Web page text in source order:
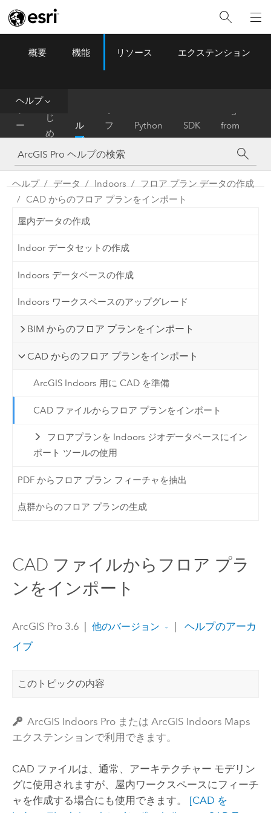
ArcGIS Pro Menu
概要 機能 リソース エクステンション
ヘルプ
ー
ム
は
じ
め
に
ル
プ
フ
ァ
レ
ン
ス
Python SDK
from
ArcMap
ヘルプ データ Indoors
フロア プラン データの作成
CAD からのフロア プランをインポート
屋内データの作成
Indoor データセットの作成
Indoors データベースの作成
Indoors ワークスペースのアップグレード
BIM からのフロア プランをインポート
CAD からのフロア プランをインポート
ArcGIS Indoors 用に CAD を準備
CAD ファイルからフロア プランをインポート
フロアプランを Indoors ジオデータベースにイン
ポート ツールの使用
PDF からフロア プラン フィーチャを抽出
点群からのフロア プランの生成
CAD ファイルからフロア プラ
ンをインポート
ArcGIS Pro 3.6 他のバージョン
ヘルプのアーカ
イブ
このトピックの内容
ArcGIS Indoors Pro または ArcGIS Indoors Maps
エクステンションで利用できます。
CAD ファイルは、通常、アーキテクチャー モデリン
グに使用されますが、屋内ワークスペースにフィーチ
ャを作成する場合にも使用できます。 [CAD を